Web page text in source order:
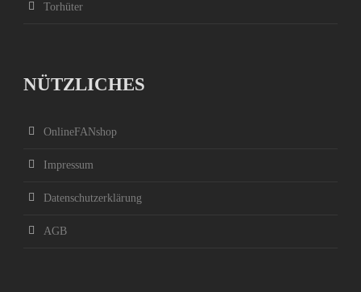
Torhüter
NÜTZLICHES
OnlineFANshop
Impressum
Datenschutzerklärung
AGB